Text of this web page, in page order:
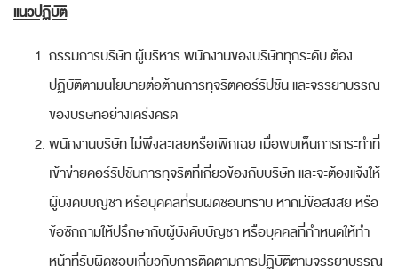
แนวปฏิบัติ
กรรมการบริษัท ผู้บริหาร พนักงานของบริษัททุกระดับ ต้อง
ปฏิบัติตามนโยบายต่อต้านการทุจริตคอร์รัปชัน และจรรยาบรรณ
ของบริษัทอย่างเคร่งครัด
พนักงานบริษัท ไม่พึงละเลยหรือเพิกเฉย เมื่อพบเห็นการกระทำที่
เข้าข่ายคอร์รัปชันการทุจริตที่เกี่ยวข้องกับบริษัท และจะต้องแจ้งให้
ผู้บังคับบัญชา หรือบุคคลที่รับผิดชอบทราบ หากมีข้อสงสัย หรือ
ข้อซักถามให้ปรึกษากับผู้บังคับบัญชา หรือบุคคลที่กำหนดให้ทำ
หน้าที่รับผิดชอบเกี่ยวกับการติดตามการปฏิบัติตามจรรยาบรรณ